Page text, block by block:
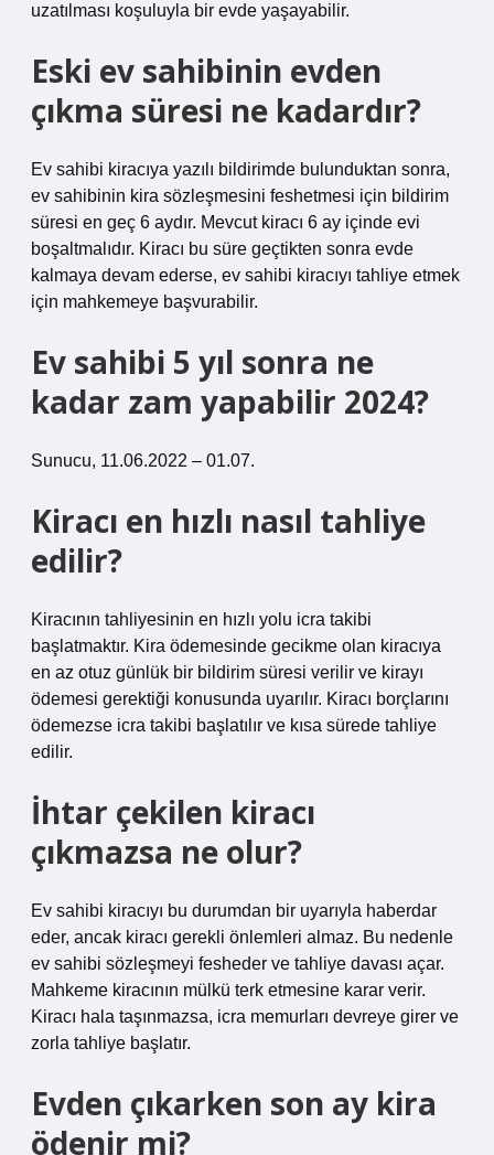
uzatılması koşuluyla bir evde yaşayabilir.
Eski ev sahibinin evden
çıkma süresi ne kadardır?
Ev sahibi kiracıya yazılı bildirimde bulunduktan sonra,
ev sahibinin kira sözleşmesini feshetmesi için bildirim
süresi en geç 6 aydır. Mevcut kiracı 6 ay içinde evi
boşaltmalıdır. Kiracı bu süre geçtikten sonra evde
kalmaya devam ederse, ev sahibi kiracıyı tahliye etmek
için mahkemeye başvurabilir.
Ev sahibi 5 yıl sonra ne
kadar zam yapabilir 2024?
Sunucu, 11.06.2022 – 01.07.
Kiracı en hızlı nasıl tahliye
edilir?
Kiracının tahliyesinin en hızlı yolu icra takibi
başlatmaktır. Kira ödemesinde gecikme olan kiracıya
en az otuz günlük bir bildirim süresi verilir ve kirayı
ödemesi gerektiği konusunda uyarılır. Kiracı borçlarını
ödemezse icra takibi başlatılır ve kısa sürede tahliye
edilir.
İhtar çekilen kiracı
çıkmazsa ne olur?
Ev sahibi kiracıyı bu durumdan bir uyarıyla haberdar
eder, ancak kiracı gerekli önlemleri almaz. Bu nedenle
ev sahibi sözleşmeyi fesheder ve tahliye davası açar.
Mahkeme kiracının mülkü terk etmesine karar verir.
Kiracı hala taşınmazsa, icra memurları devreye girer ve
zorla tahliye başlatır.
Evden çıkarken son ay kira
ödenir mi?